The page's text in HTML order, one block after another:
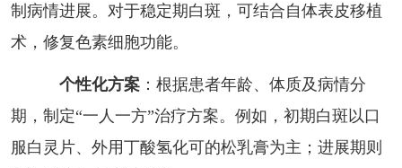
制病情进展。对于稳定期白斑，可结合自体表皮移植
术，修复色素细胞功能。
个性化方案：根据患者年龄、体质及病情分
期，制定“一人一方”治疗方案。例如，初期白斑以口
服白灵片、外用丁酸氢化可的松乳膏为主；进展期则